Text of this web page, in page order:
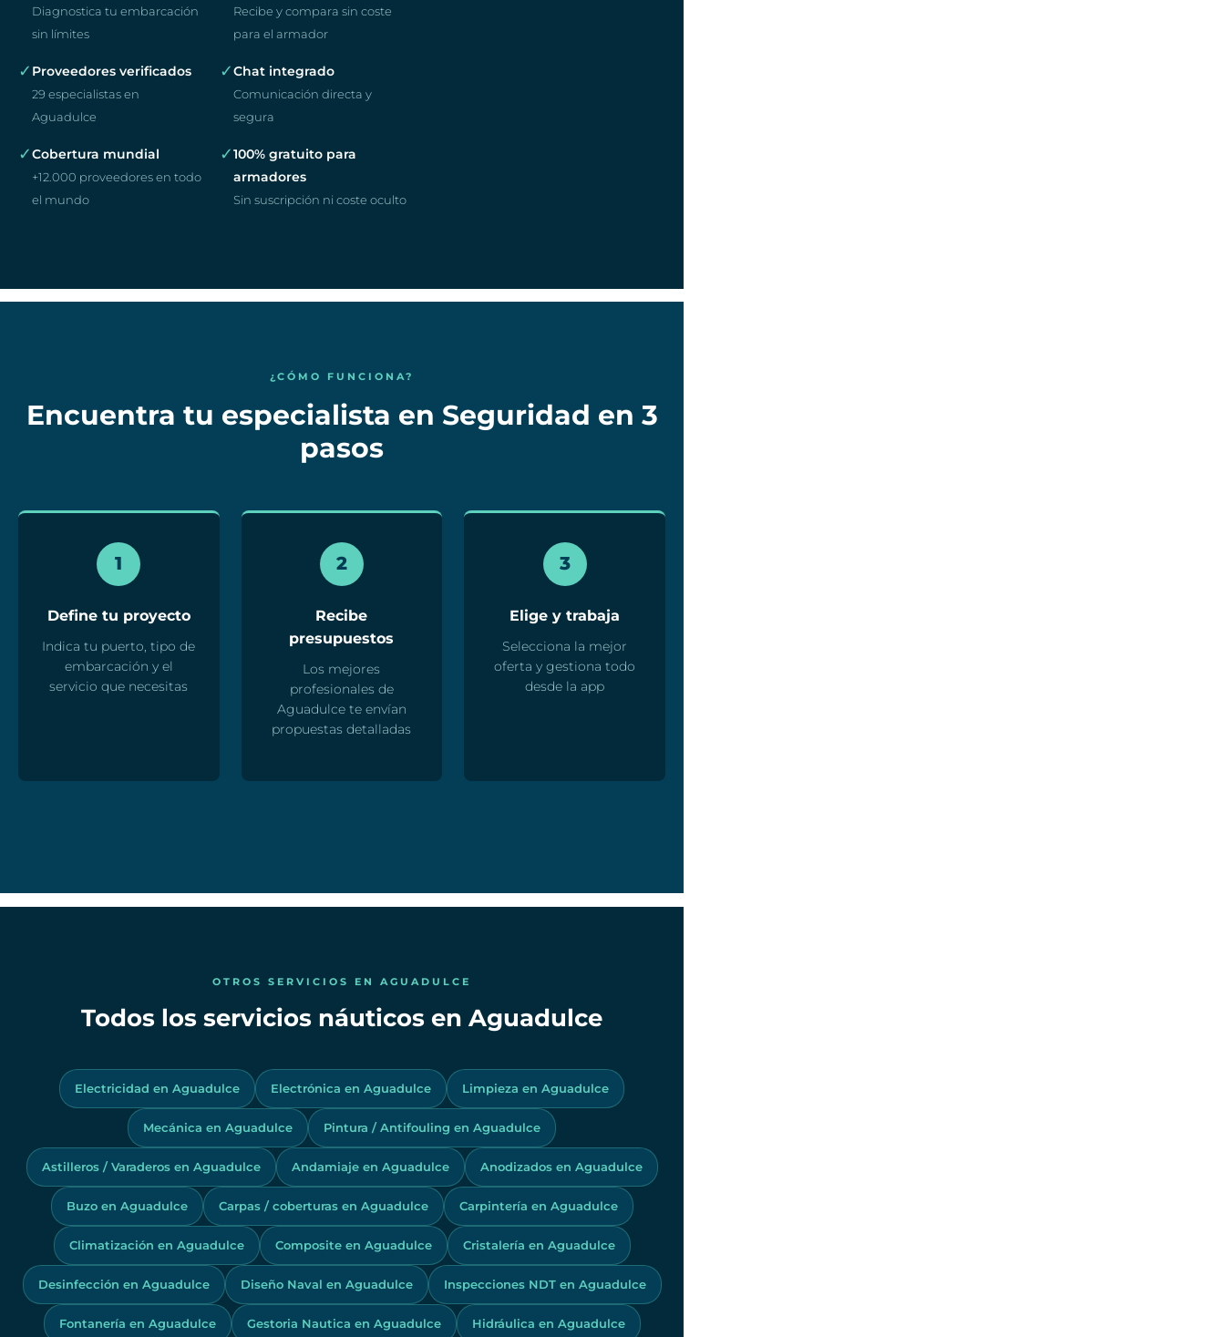
Diagnostica tu embarcación
sin límites
Recibe y compara sin coste
para el armador
✓ Proveedores verificados
29 especialistas en
Aguadulce
✓Chat integrado
Comunicación directa y
segura
✓Cobertura mundial
+12.000 proveedores en todo
el mundo
✓100% gratuito para
armadores
Sin suscripción ni coste oculto
¿CÓMO FUNCIONA?
Encuentra tu especialista en Seguridad en 3
pasos
1
Define tu proyecto
Indica tu puerto, tipo de
embarcación y el
servicio que necesitas
2
Recibe
presupuestos
Los mejores
profesionales de
Aguadulce te envían
propuestas detalladas
3
Elige y trabaja
Selecciona la mejor
oferta y gestiona todo
desde la app
OTROS SERVICIOS EN AGUADULCE
Todos los servicios náuticos en Aguadulce
Electricidad en Aguadulce Electrónica en Aguadulce Limpieza en Aguadulce
Mecánica en Aguadulce Pintura / Antifouling en Aguadulce
Astilleros / Varaderos en Aguadulce Andamiaje en Aguadulce Anodizados en Aguadulce
Buzo en Aguadulce Carpas / coberturas en Aguadulce Carpintería en Aguadulce
Climatización en Aguadulce Composite en Aguadulce Cristalería en Aguadulce
Desinfección en Aguadulce Diseño Naval en Aguadulce Inspecciones NDT en Aguadulce
Fontanería en Aguadulce Gestoria Nautica en Aguadulce Hidráulica en Aguadulce